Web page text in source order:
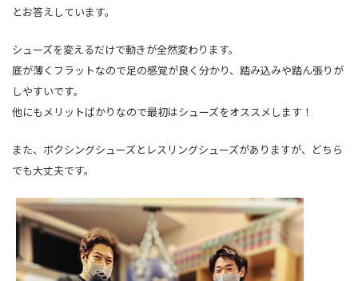
とお答えしています。
シューズを変えるだけで動きが全然変わります。
底が薄くフラットなので足の感覚が良く分かり、踏み込みや踏ん張りが
しやすいです。
他にもメリットばかりなので最初はシューズをオススメします！
また、ボクシングシューズとレスリングシューズがありますが、どちら
でも大丈夫です。